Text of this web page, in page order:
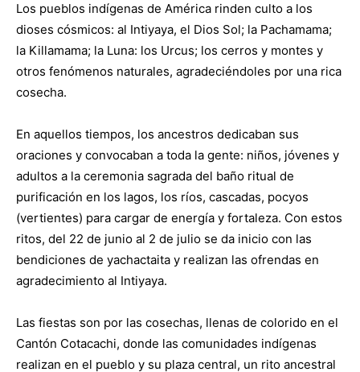
Los pueblos indígenas de América rinden culto a los
dioses cósmicos: al Intiyaya, el Dios Sol; la Pachamama;
la Killamama; la Luna: los Urcus; los cerros y montes y
otros fenómenos naturales, agradeciéndoles por una rica
cosecha.
En aquellos tiempos, los ancestros dedicaban sus
oraciones y convocaban a toda la gente: niños, jóvenes y
adultos a la ceremonia sagrada del baño ritual de
purificación en los lagos, los ríos, cascadas, pocyos
(vertientes) para cargar de energía y fortaleza. Con estos
ritos, del 22 de junio al 2 de julio se da inicio con las
bendiciones de yachactaita y realizan las ofrendas en
agradecimiento al Intiyaya.
Las fiestas son por las cosechas, llenas de colorido en el
Cantón Cotacachi, donde las comunidades indígenas
realizan en el pueblo y su plaza central, un rito ancestral